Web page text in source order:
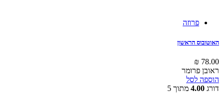
פרוזה
האוטובוס הראשון
78.00
₪
ראובן פרומר
הוספה לסל
דורג 4.00 מתוך 5